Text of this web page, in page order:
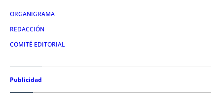
ORGANIGRAMA
REDACCIÓN
COMITÉ EDITORIAL
Publicidad